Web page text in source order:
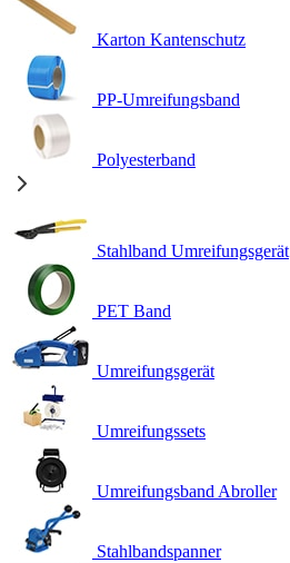
Karton Kantenschutz
PP-Umreifungsband
Polyesterband
Stahlband Umreifungsgerät
PET Band
Umreifungsgerät
Umreifungssets
Umreifungsband Abroller
Stahlbandspanner